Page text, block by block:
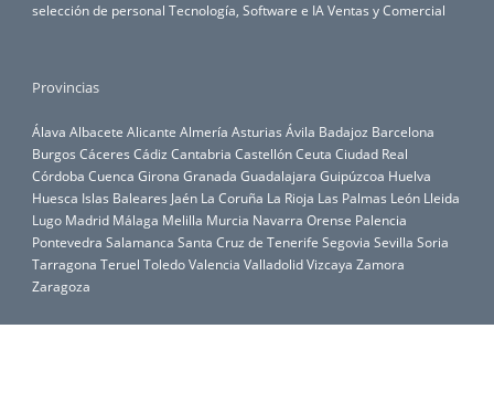
selección de personal Tecnología, Software e IA Ventas y Comercial
Provincias
Álava Albacete Alicante Almería Asturias Ávila Badajoz Barcelona
Burgos Cáceres Cádiz Cantabria CastellónCeuta Ciudad Real
Córdoba Cuenca Girona Granada Guadalajara Guipúzcoa Huelva
Huesca Islas Baleares Jaén La Coruña La Rioja Las Palmas León Lleida
Lugo Madrid Málaga Melilla Murcia Navarra Orense Palencia
Pontevedra Salamanca Santa Cruz de Tenerife Segovia Sevilla Soria
Tarragona Teruel ToledoValencia ValladolidVizcaya Zamora
Zaragoza